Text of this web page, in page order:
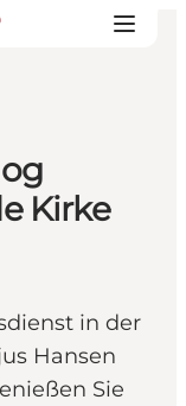
Kirke
in der
Hansen
Sie